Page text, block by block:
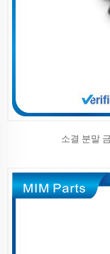
소결 분말